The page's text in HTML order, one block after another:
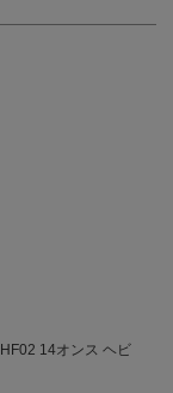
14オンス ヘビ